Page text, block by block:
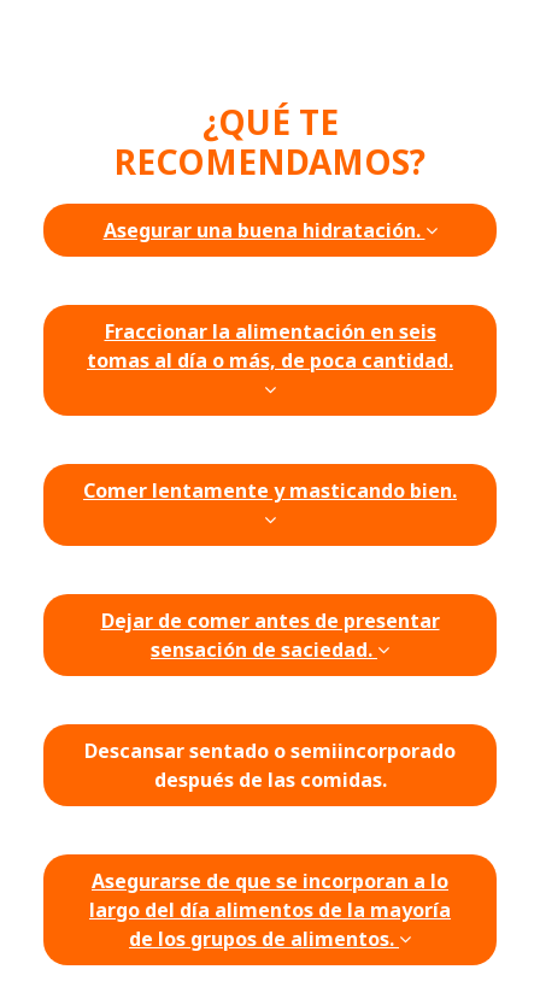
¿QUÉ TE
RECOMENDAMOS?
Asegurar una buena hidratación.
Fraccionar la alimentación en seis
tomas al día o más, de poca cantidad.
Comer lentamente y masticando bien.
Dejar de comer antes de presentar
sensación de saciedad.
Descansar sentado o semiincorporado
después de las comidas.
Asegurarse de que se incorporan a lo
largo del día alimentos de la mayoría
de los grupos de alimentos.